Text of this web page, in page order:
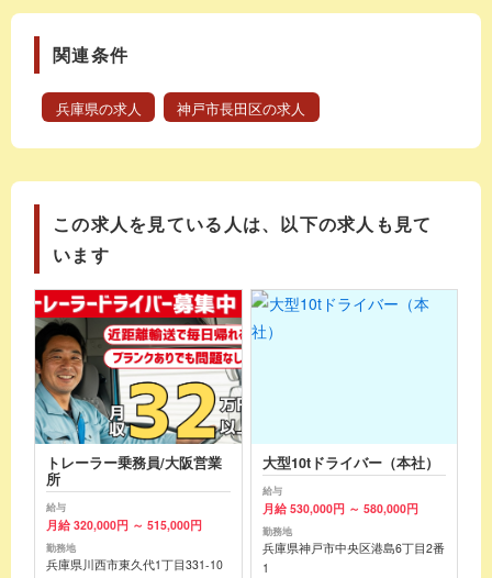
関連条件
兵庫県の求人 神戸市長田区の求人
この求人を見ている人は、以下の求人も見て
います
トレーラー乗務員/大阪営業
所
給与
月給 320,000円 ～ 515,000円
勤務地
兵庫県川西市東久代1丁目331-10
大型10tドライバー（本社）
給与
月給 530,000円 ～ 580,000円
勤務地
兵庫県神戸市中央区港島6丁目2番
1